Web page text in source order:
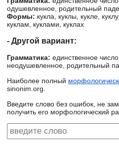
одушевленное, родительный
Формы: кукла, куклы, кукле,
куклам, куклами, куклах
- Другой вариант:
Грамматика: единственное
неодушевленное, родительный
Наиболее полный
sinonim.org.
Введите слово без ошибок, не
получить его морфологический